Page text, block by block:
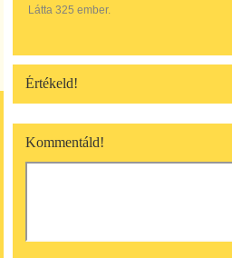
Látta 325 ember.
Értékeld!
Kommentáld!